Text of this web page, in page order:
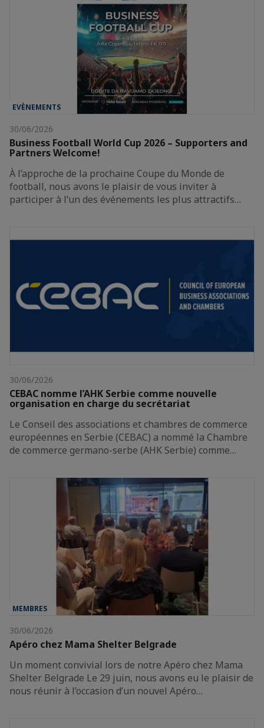
EVÈNEMENTS
30/06/2026
Business Football World Cup 2026 – Supporters and
Partners Welcome!
À l’approche de la prochaine Coupe du Monde de
football, nous avons le plaisir de vous inviter à
participer à l’un des événements les plus attractifs…
30/06/2026
CEBAC nomme l’AHK Serbie comme nouvelle
organisation en charge du secrétariat
Le Conseil des associations et chambres de commerce
européennes en Serbie (CEBAC) a nommé la Chambre
de commerce germano-serbe (AHK Serbie) comme…
MEMBRES
30/06/2026
Apéro chez Mama Shelter Belgrade
Un moment convivial lors de notre Apéro chez Mama
Shelter Belgrade Le 29 juin, nous avons eu le plaisir de
nous réunir à l’occasion d’un nouvel Apéro…